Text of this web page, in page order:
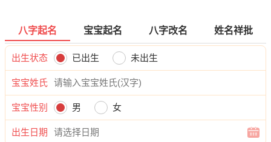
18、龚洛梓、龚姿影、龚秋婕、龚江灵
19、龚茜媛、龚龄琦、龚甯沛、龚蓝亦
20、龚绿可、龚忆萱、龚恬姗、龚蕾君
21、龚妍傲、龚兰晓、龚馨妙、龚听秋
八字起名 宝宝起名 八字改名 姓名祥批
出生状态 已出生 未出生
宝宝姓氏
宝宝性别 男 女
出生日期